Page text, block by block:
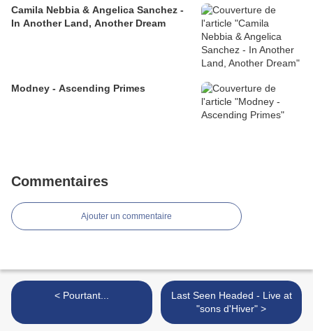
Camila Nebbia & Angelica Sanchez -
In Another Land, Another Dream
Modney - Ascending Primes
Commentaires
Ajouter un commentaire
< Pourtant...
Last Seen Headed - Live at
"sons d'Hiver" >